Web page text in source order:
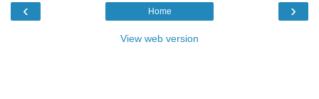
‹ ›
Home
View web version